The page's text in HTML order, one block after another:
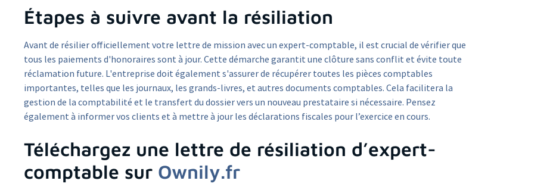
Étapes à suivre avant la résiliation
Avant de résilier officiellement votre lettre de mission avec un expert-comptable, il est crucial de vérifier que
tous les paiements d'honoraires sont à jour. Cette démarche garantit une clôture sans conflit et évite toute
réclamation future. L'entreprise doit également s'assurer de récupérer toutes les pièces comptables
importantes, telles que les journaux, les grands-livres, et autres documents comptables. Cela facilitera la
gestion de la comptabilité et le transfert du dossier vers un nouveau prestataire si nécessaire. Pensez
également à informer vos clients et à mettre à jour les déclarations fiscales pour l’exercice en cours.
Téléchargez une lettre de résiliation d’expert-
comptable sur Ownily.fr